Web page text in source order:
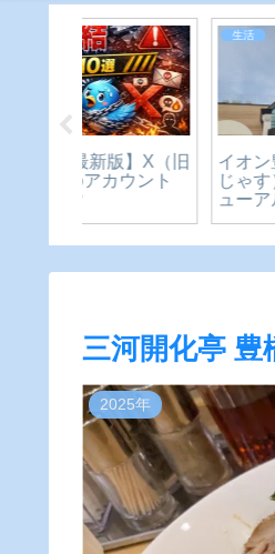
生活
イオン豊橋南店（なん
じゃす）が大規模リニ
ューアル！新店舗・移
三河開化亭 豊
2025年